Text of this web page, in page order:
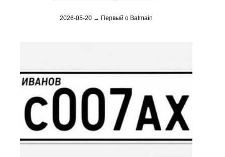
2026-05-20 → Первый о Balmain